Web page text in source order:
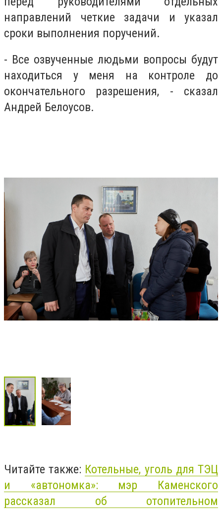
направлений четкие задачи и указал
сроки выполнения поручений.
- Все озвученные людьми вопросы будут
находиться у меня на контроле до
окончательного разрешения, - сказал
Андрей Белоусов.
Читайте также: Котельные, уголь для ТЭЦ
и «автономка»: мэр Каменского
рассказал об отопительном